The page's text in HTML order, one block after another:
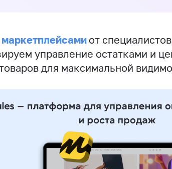
от
управление остатками и
для максимальной